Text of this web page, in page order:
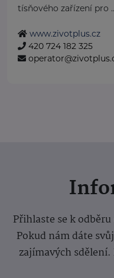
tísňového zařízení pro
www.zivotplus.cz
420 724 182 325
Přihlaste se k
Pokud nám dáte
zajímavých sdělení.